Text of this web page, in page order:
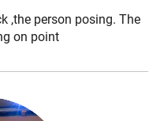
,the person posing. The
on point